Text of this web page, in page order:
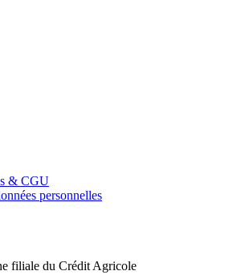
& CGU
personnelles
filiale du Crédit Agricole